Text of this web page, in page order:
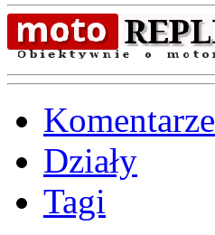
Komentarze
Działy
Tagi